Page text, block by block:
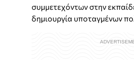
συμμετεχόντων στην
δημιουργία υποταγμένων